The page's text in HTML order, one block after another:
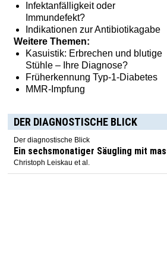
Infektanfälligkeit oder
Immundefekt?
Indikationen zur Antibiotikagabe
Weitere Themen:
Kasuistik: Erbrechen und blutige
Stühle – Ihre Diagnose?
Früherkennung Typ-1-Diabetes
MMR-Impfung
DER DIAGNOSTISCHE BLICK
Der diagnostische Blick
Ein sechsmonatiger Säugling mit
Christoph Leiskau et al.